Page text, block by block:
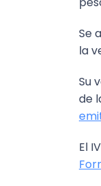
Se
la
Su
de
El